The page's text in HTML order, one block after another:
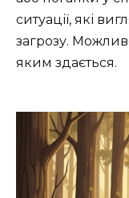
ситуації, які
загрозу.
яким здається.